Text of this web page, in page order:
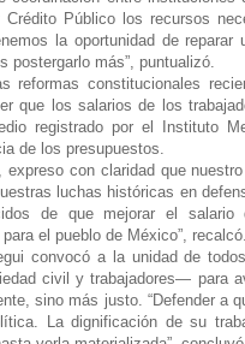
Público los recursos
la oportunidad de
postergarlo más”, puntualizó.
reformas constitucionales
que los salarios de los
registrado por el Instituto
de los presupuestos.
expreso con claridad que
luchas históricas en
de que mejorar el
el pueblo de México”, recalcó.
convocó a la unidad de
civil y trabajadores— para
sino más justo. “Defender a
La dignificación de su